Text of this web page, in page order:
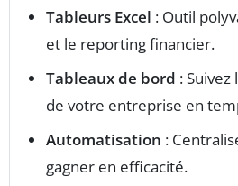
Tableurs Excel : Outil
et le reporting financier.
Tableaux de bord :
de votre entreprise en
Automatisation :
gagner en efficacité.